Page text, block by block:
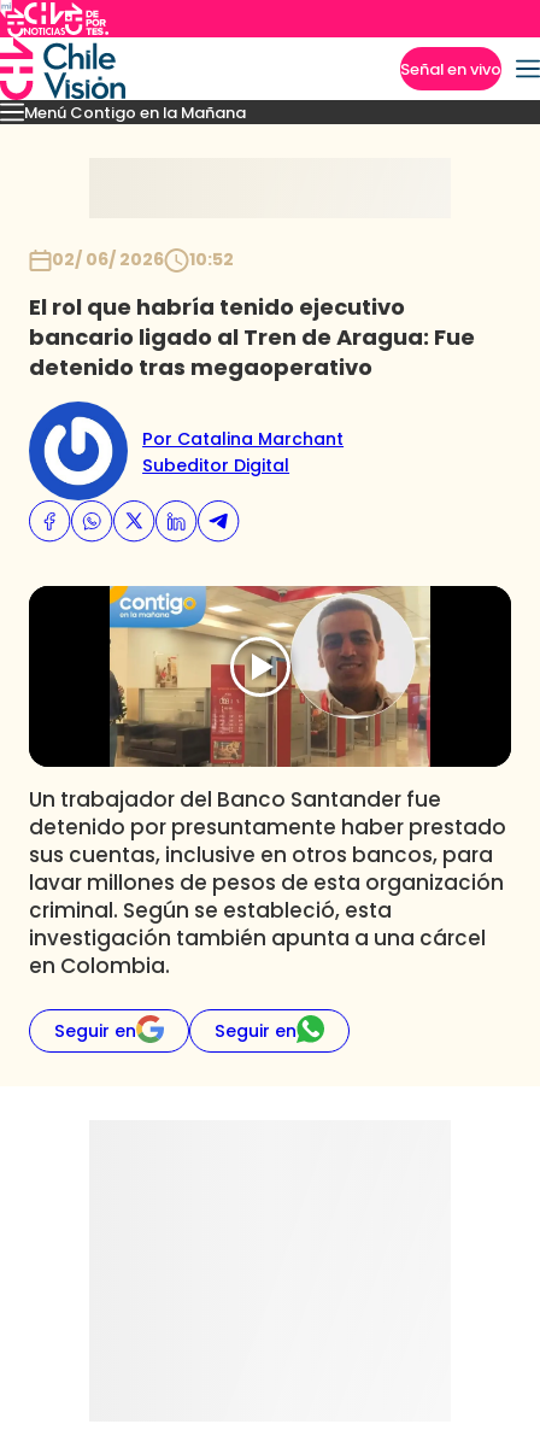
Señal en vivo
Menú Contigo en la Mañana
MomentosReportajesDenunciasPolicialPolíticaEspectáculo
02/ 06/ 2026 10:52
El rol que habría tenido ejecutivo
bancario ligado al Tren de Aragua: Fue
detenido tras megaoperativo
Por Catalina Marchant
Subeditor Digital
Un trabajador del Banco Santander fue
detenido por presuntamente haber prestado
sus cuentas, inclusive en otros bancos, para
lavar millones de pesos de esta organización
criminal. Según se estableció, esta
investigación también apunta a una cárcel
en Colombia.
Seguir en Seguir en
Imperdibles
Club De La Comedia
Contigo en Directo
Plan Perfecto
El Tiempo
Sabingo
Todos Los Programas